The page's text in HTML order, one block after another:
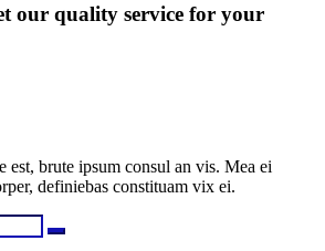
our quality service for your
est, brute ipsum consul an vis. Mea ei
definiebas constituam vix ei.